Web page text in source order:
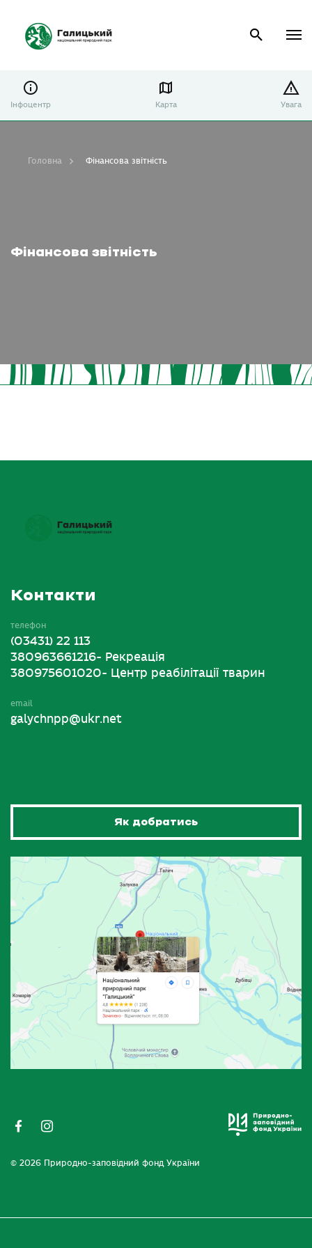
Інфоцентр Карта Увага
Фінансова звітність
Головна Фінансова звітність
Контакти
телефон
(03431) 22 113
380963661216- Рекреація
380975601020- Центр реабілітації тварин
email
galychnpp@ukr.net
Як добратись
© 2026 Природно-заповідний фонд України